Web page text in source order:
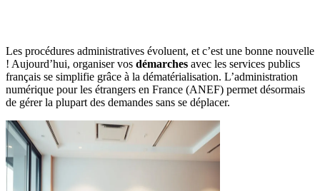
Les procédures administratives évoluent, et c’est une bonne nouvelle
! Aujourd’hui, organiser vos démarches avec les services publics
français se simplifie grâce à la dématérialisation. L’administration
numérique pour les étrangers en France (ANEF) permet désormais
de gérer la plupart des demandes sans se déplacer.